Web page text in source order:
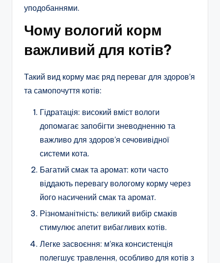
уподобаннями.
Чому вологий корм
важливий для котів?
Такий вид корму має ряд переваг для здоров’я
та самопочуття котів:
Гідратація: високий вміст вологи
допомагає запобігти зневодненню та
важливо для здоров’я сечовивідної
системи кота.
Багатий смак та аромат: коти часто
віддають перевагу вологому корму через
його насичений смак та аромат.
Різноманітність: великий вибір смаків
стимулює апетит вибагливих котів.
Легке засвоєння: м’яка консистенція
полегшує травлення, особливо для котів з